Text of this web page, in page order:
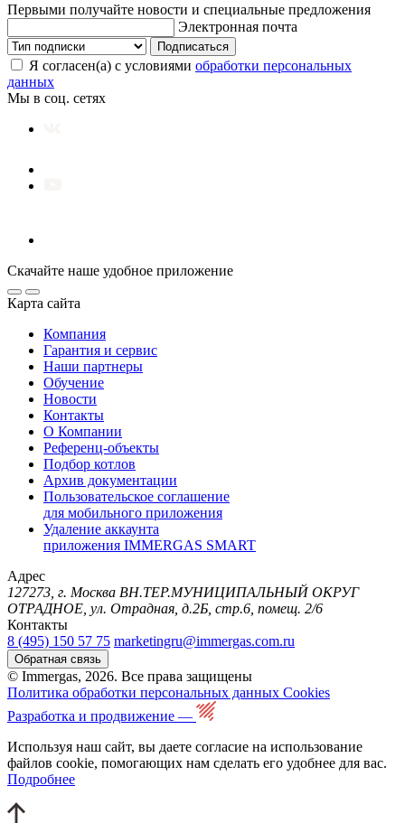
Первыми получайте новости и специальные предложения
Электронная почта
Подписаться
Я согласен(а) с условиями обработки персональных
данных
Мы в соц. сетях
Скачайте наше удобное приложение
Карта сайта
Компания
Гарантия и сервис
Наши партнеры
Обучение
Новости
Контакты
О Компании
Референц-объекты
Подбор котлов
Архив документации
Пользовательское соглашение
для мобильного приложения
Удаление аккаунта
приложения IMMERGAS SMART
Адрес
127273, г. Москва ВН.ТЕР.МУНИЦИПАЛЬНЫЙ ОКРУГ
ОТРАДНОЕ, ул. Отрадная, д.2Б, стр.6, помещ. 2/6
Контакты
8 (495) 150 57 75 marketingru@immergas.com.ru
Обратная связь
© Immergas, 2026. Все права защищены
Политика обработки персональных данных Cookies
Разработка и продвижение —
Используя наш сайт, вы даете согласие на использование
файлов cookie, помогающих нам сделать его удобнее для вас.
Подробнее